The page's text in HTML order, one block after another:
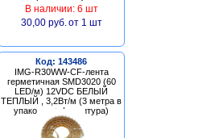
В наличии: 6 шт
30,00 руб. от 1 шт
Код: 143486
IMG-R30WW-CF-лента
герметичная SMD3020 (60
LED/м) 12VDC БЕЛЫЙ
ТЕПЛЫЙ , 3,2Вт/м (3 метра в
упаковке + фурнитура)